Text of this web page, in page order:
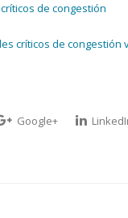
de congestión
críticos de congestión
Google+